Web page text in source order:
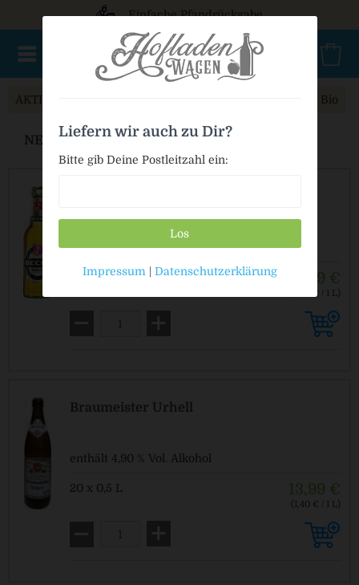
Einfache Pfandrückgabe
AKTIONSWARE Bio
NEU im Sortiment
enthält 4,90 % Vol. Alkohol
24 x 0,33 L 25,49 €
(3,22 € / 1 L)
Braumeister Urhell
enthält 4,90 % Vol. Alkohol
20 x 0,5 L 13,99 €
(1,40 € / 1 L)
Liefern wir auch zu Dir?
Bitte gib Deine Postleitzahl ein:
Los
Impressum | Datenschutzerklärung